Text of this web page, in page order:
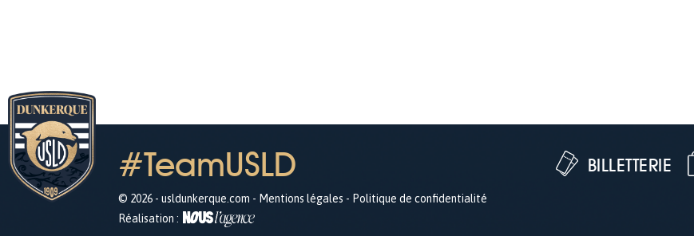
#TeamUSLD
© 2026 - usldunkerque.com - Mentions légales - Politique de confidentialité
Réalisation :
BILLETTERIE